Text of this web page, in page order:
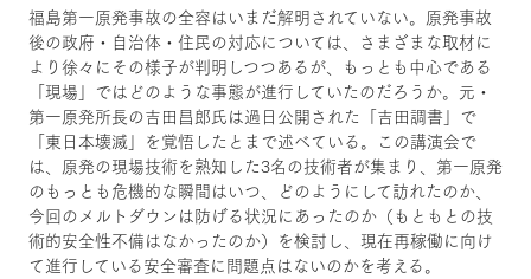
福島第一原発事故の全容はいまだ解明されていない。原発事故
後の政府・自治体・住民の対応については、さまざまな取材に
より徐々にその様子が判明しつつあるが、もっとも中心である
「現場」ではどのような事態が進行していたのだろうか。元・
第一原発所長の吉田昌郎氏は過日公開された「吉田調書」で
「東日本壊滅」を覚悟したとまで述べている。この講演会で
は、原発の現場技術を熟知した3名の技術者が集まり、第一原発
のもっとも危機的な瞬間はいつ、どのようにして訪れたのか、
今回のメルトダウンは防げる状況にあったのか（もともとの技
術的安全性不備はなかったのか）を検討し、現在再稼働に向け
て進行している安全審査に問題点はないのかを考える。